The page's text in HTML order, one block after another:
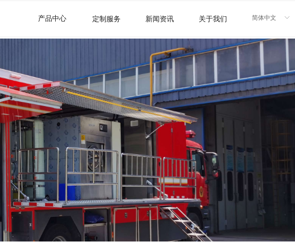
产品中心 定制服务 新闻资讯 关于我们 ꀅ
简体中文